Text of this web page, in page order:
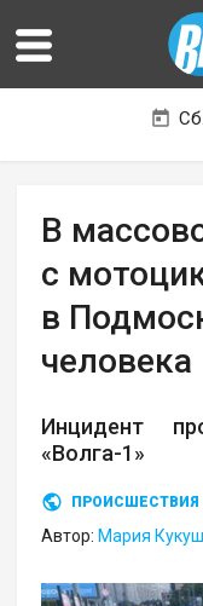
В
с
в
человека
Инцидент
«Волга-1»
ПРОИСШЕСТВИЯ
Автор: Мария